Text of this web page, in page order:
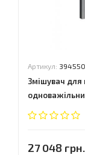
Артикул:
Змішувач
27 048 грн.